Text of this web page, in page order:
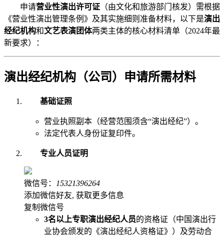
申请营业性演出许可证 （由文化和旅游部门核发）需根据
《营业性演出管理条例》及其实施细则准备材料，以下是演出
经纪机构和文艺表演团体两类主体的核心材料清单（2024年最
新要求）：
演出经纪机构（公司）申请所需材料
基础证照
营业执照副本（经营范围须含“演出经纪”）。
法定代表人身份证复印件。
专业人员证明
微信号：
15321396264
添加微信好友, 获取更多信息
复制微信号
3名以上专职演出经纪人员的资格证（中国演出行
业协会颁发的《演出经纪人资格证》）及劳动合